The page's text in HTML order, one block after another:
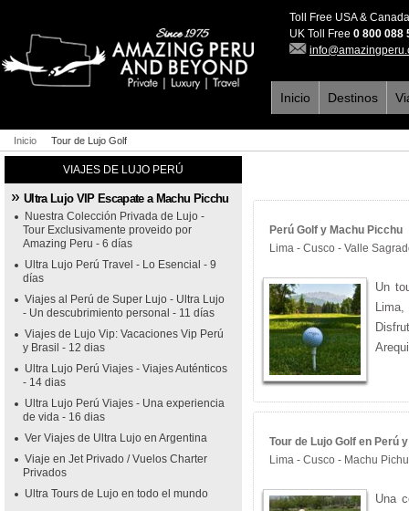
Toll Free USA &
UK Toll Free 0 800 088
Inicio Destinos
Inicio Tour de Lujo Golf
VIAJES DE LUJO PERÚ
Ultra Lujo VIP Escapate a Machu Picchu
Nuestra Colección Privada de Lujo -
Tour Exclusivamente proveido por
Amazing Peru - 6 días
Ultra Lujo Perú Travel - Lo Esencial - 9
días
Viajes al Perú de Super Lujo - Ultra Lujo
- Un descubrimiento personal - 11 días
Viajes de Lujo Vip: Vacaciones Vip Perú
y Brasil - 12 dias
Ultra Lujo Perú Viajes - Viajes Auténticos
- 14 dias
Ultra Lujo Perú Viajes - Una experiencia
de vida - 16 dias
Ver Viajes de Ultra Lujo en Argentina
Viaje en Jet Privado / Vuelos Charter
Privados
Ultra Tours de Lujo en todo el mundo
Perú Golf y Machu
Lima - Cusco - Valle
Un
Tour de Lujo Golf en Perú
Lima - Cusco - Machu
Una